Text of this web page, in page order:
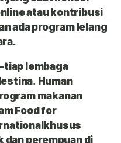
atau kontribusi
ada program lelang
lembaga
. Human
makanan
Food for
khusus
danperempuandi